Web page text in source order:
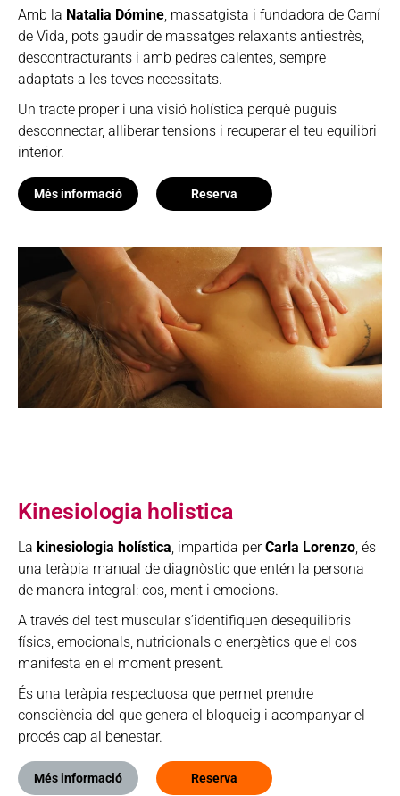
Amb la Natalia Dómine, massatgista i fundadora de Camí
de Vida, pots gaudir de massatges relaxants antiestrès,
descontracturants i amb pedres calentes, sempre
adaptats a les teves necessitats.
Un tracte proper i una visió holística perquè puguis
desconnectar, alliberar tensions i recuperar el teu equilibri
interior.
Més informació Reserva
Kinesiologia holistica
Lakinesiologia holística , impartida perCarla Lorenzo , és
una teràpia manual de diagnòstic que entén la persona
de manera integral: cos, ment i emocions.
A través del test muscular s’identifiquen desequilibris
físics, emocionals, nutricionals o energètics que el cos
manifesta en el moment present.
És una teràpia respectuosa que permet prendre
consciència del que genera el bloqueig i acompanyar el
procés cap al benestar.
Més informació Reserva